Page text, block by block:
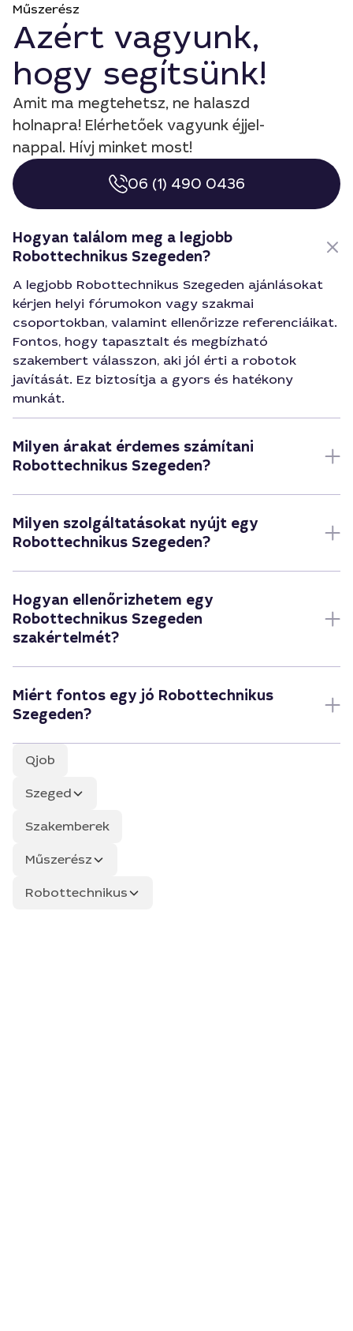
Műszerész
Azért vagyunk,
hogy segítsünk!
Amit ma megtehetsz, ne halaszd
holnapra! Elérhetőek vagyunk éjjel-
nappal. Hívj minket most!
06 (1) 490 0436
Hogyan találom meg a legjobb
Robottechnikus Szegeden?
A legjobb Robottechnikus Szegeden ajánlásokat
kérjen helyi fórumokon vagy szakmai
csoportokban, valamint ellenőrizze referenciáikat.
Fontos, hogy tapasztalt és megbízható
szakembert válasszon, aki jól érti a robotok
javítását. Ez biztosítja a gyors és hatékony
munkát.
Milyen árakat érdemes számítani
Robottechnikus Szegeden?
Milyen szolgáltatásokat nyújt egy
Robottechnikus Szegeden?
Hogyan ellenőrizhetem egy
Robottechnikus Szegeden
szakértelmét?
Miért fontos egy jó Robottechnikus
Szegeden?
Qjob
Szeged
Szakemberek
Műszerész
Robottechnikus